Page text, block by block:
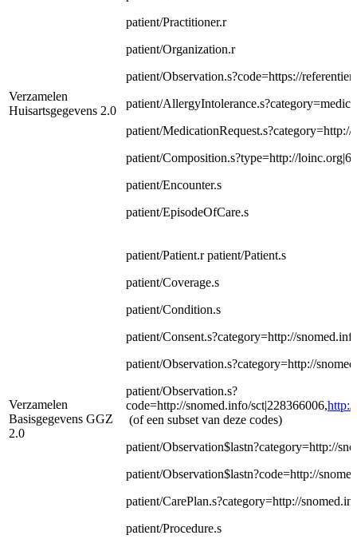
Verzamelen
Huisartsgegevens 2.0
patient/Practitioner.r
patient/Organization.r
patient/Observation.s?code=https://
patient/
patient/
patient/Composition.s?type=http://
patient/Encounter.s
patient/EpisodeOfCare.s
Verzamelen
Basisgegevens GGZ
2.0
patient/Patient.r patient/Patient.s
patient/Coverage.s
patient/Condition.s
patient/Consent.s?category=http://
patient/Observation.s?category=http://
patient/Observation.s?
code=http://snomed.info/sct|228366006,
(of een subset van deze codes)
patient/Observation$lastn?category=http://
patient/Observation$lastn?code=http://
patient/CarePlan.s?category=http://
patient/Procedure.s